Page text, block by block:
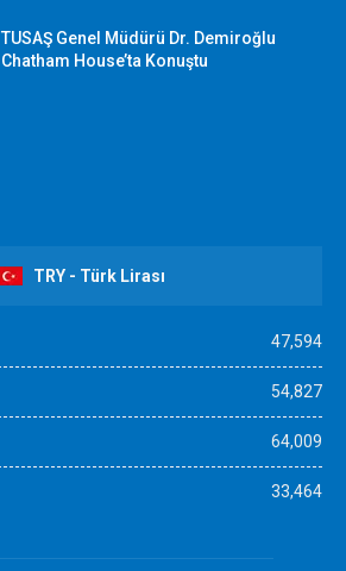
TUSAŞ Genel Müdürü Dr. Demiroğlu
Chatham House’ta Konuştu
TRY - Türk Lirası
47,594
54,827
64,009
33,464